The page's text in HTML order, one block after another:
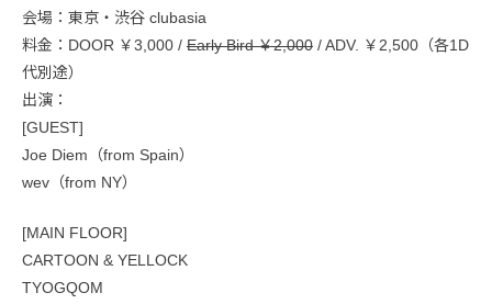
会場：東京・渋谷 clubasia
料金：DOOR ￥3,000 / Early Bird ￥2,000 / ADV. ￥2,500（各1D
代別途）
出演：
[GUEST]
Joe Diem（from Spain）
wev（from NY）
[MAIN FLOOR]
CARTOON & YELLOCK
TYOGQOM